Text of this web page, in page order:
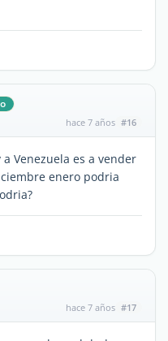
hace 7 años #16
Venezuela es a vender
enero podria
hace 7 años #17